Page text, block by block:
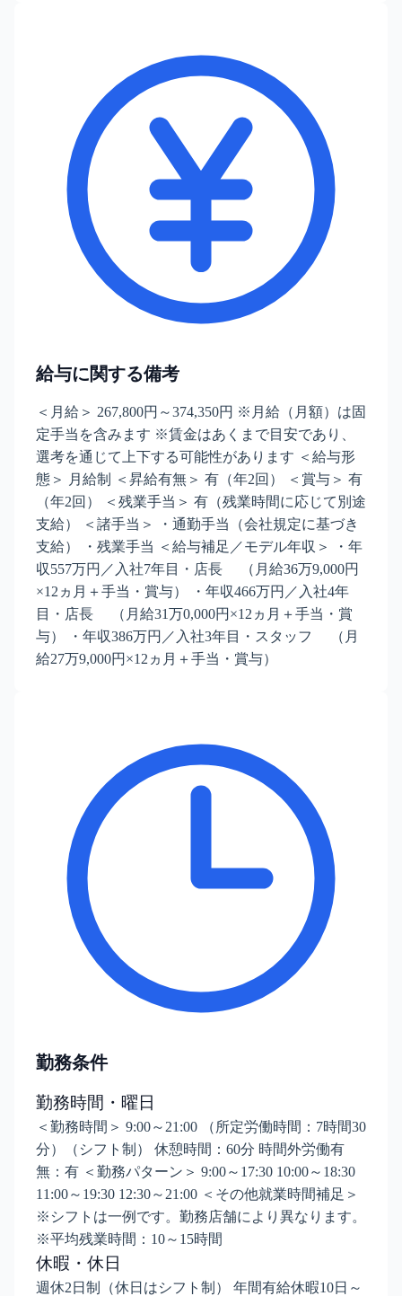
給与に関する備考
＜月給＞ 267,800円～374,350円 ※月給（月額）は固
定手当を含みます ※賃金はあくまで目安であり、
選考を通じて上下する可能性があります ＜給与形
態＞ 月給制 ＜昇給有無＞ 有（年2回） ＜賞与＞ 有
（年2回） ＜残業手当＞ 有（残業時間に応じて別途
支給） ＜諸手当＞ ・通勤手当（会社規定に基づき
支給） ・残業手当 ＜給与補足／モデル年収＞ ・年
収557万円／入社7年目・店長 （月給36万9,000円
×12ヵ月＋手当・賞与） ・年収466万円／入社4年
目・店長 （月給31万0,000円×12ヵ月＋手当・賞
与） ・年収386万円／入社3年目・スタッフ （月
給27万9,000円×12ヵ月＋手当・賞与）
勤務条件
勤務時間・曜日
＜勤務時間＞ 9:00～21:00 （所定労働時間：7時間30
分）（シフト制） 休憩時間：60分 時間外労働有
無：有 ＜勤務パターン＞ 9:00～17:30 10:00～18:30
11:00～19:30 12:30～21:00 ＜その他就業時間補足＞
※シフトは一例です。勤務店舗により異なります。
※平均残業時間：10～15時間
休暇・休日
週休2日制（休日はシフト制） 年間有給休暇10日～